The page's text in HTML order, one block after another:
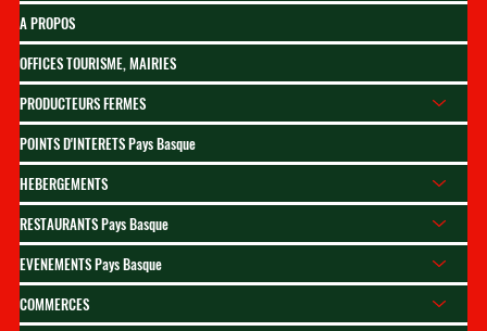
A PROPOS
OFFICES TOURISME, MAIRIES
PRODUCTEURS FERMES
POINTS D'INTERETS Pays Basque
HEBERGEMENTS
RESTAURANTS Pays Basque
EVENEMENTS Pays Basque
COMMERCES